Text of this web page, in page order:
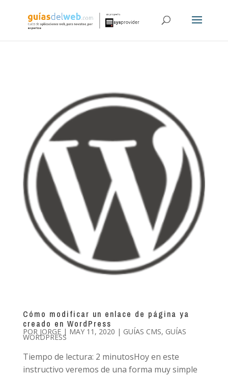
Cómo modificar un enlace de página ya
creado en WordPress
POR JORGE| MAY 11, 2020 | GUÍAS CMS, GUÍAS
WORDPRESS
Tiempo de lectura: 2 minutosHoy en este
instructivo veremos de una forma muy simple